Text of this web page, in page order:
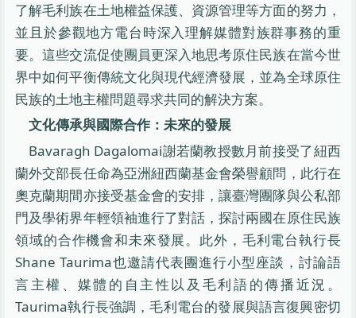
了解毛利族在土地權益保護、資源管理等方面的努力，
並且於參觀地方電台時深入理解媒體對族群事務的重
要。這些交流促使團員更深入地思考原住民族在當今世
界中如何平衡傳統文化與現代經濟發展，並為全球原住
民族的土地主權問題尋求共同的解決方案。
文化傳承與國際合作：未來的發展
Bavaragh Dagalomai謝若蘭教授數月前接受了紐西
蘭外交部長任命為亞洲紐西蘭基金會榮譽顧問，此行在
奧克蘭期間亦接受基金會的安排，讓臺灣團隊與公私部
門及學術界年輕領袖進行了對話，探討兩國在原住民族
領域的合作機會和未來發展。此外，毛利電台執行長
Shane Taurima也邀請代表團進行小型座談，討論語
言主權、媒體的自主性以及毛利語的傳播近況。
Taurima執行長強調，毛利電台的發展與語言復興密切